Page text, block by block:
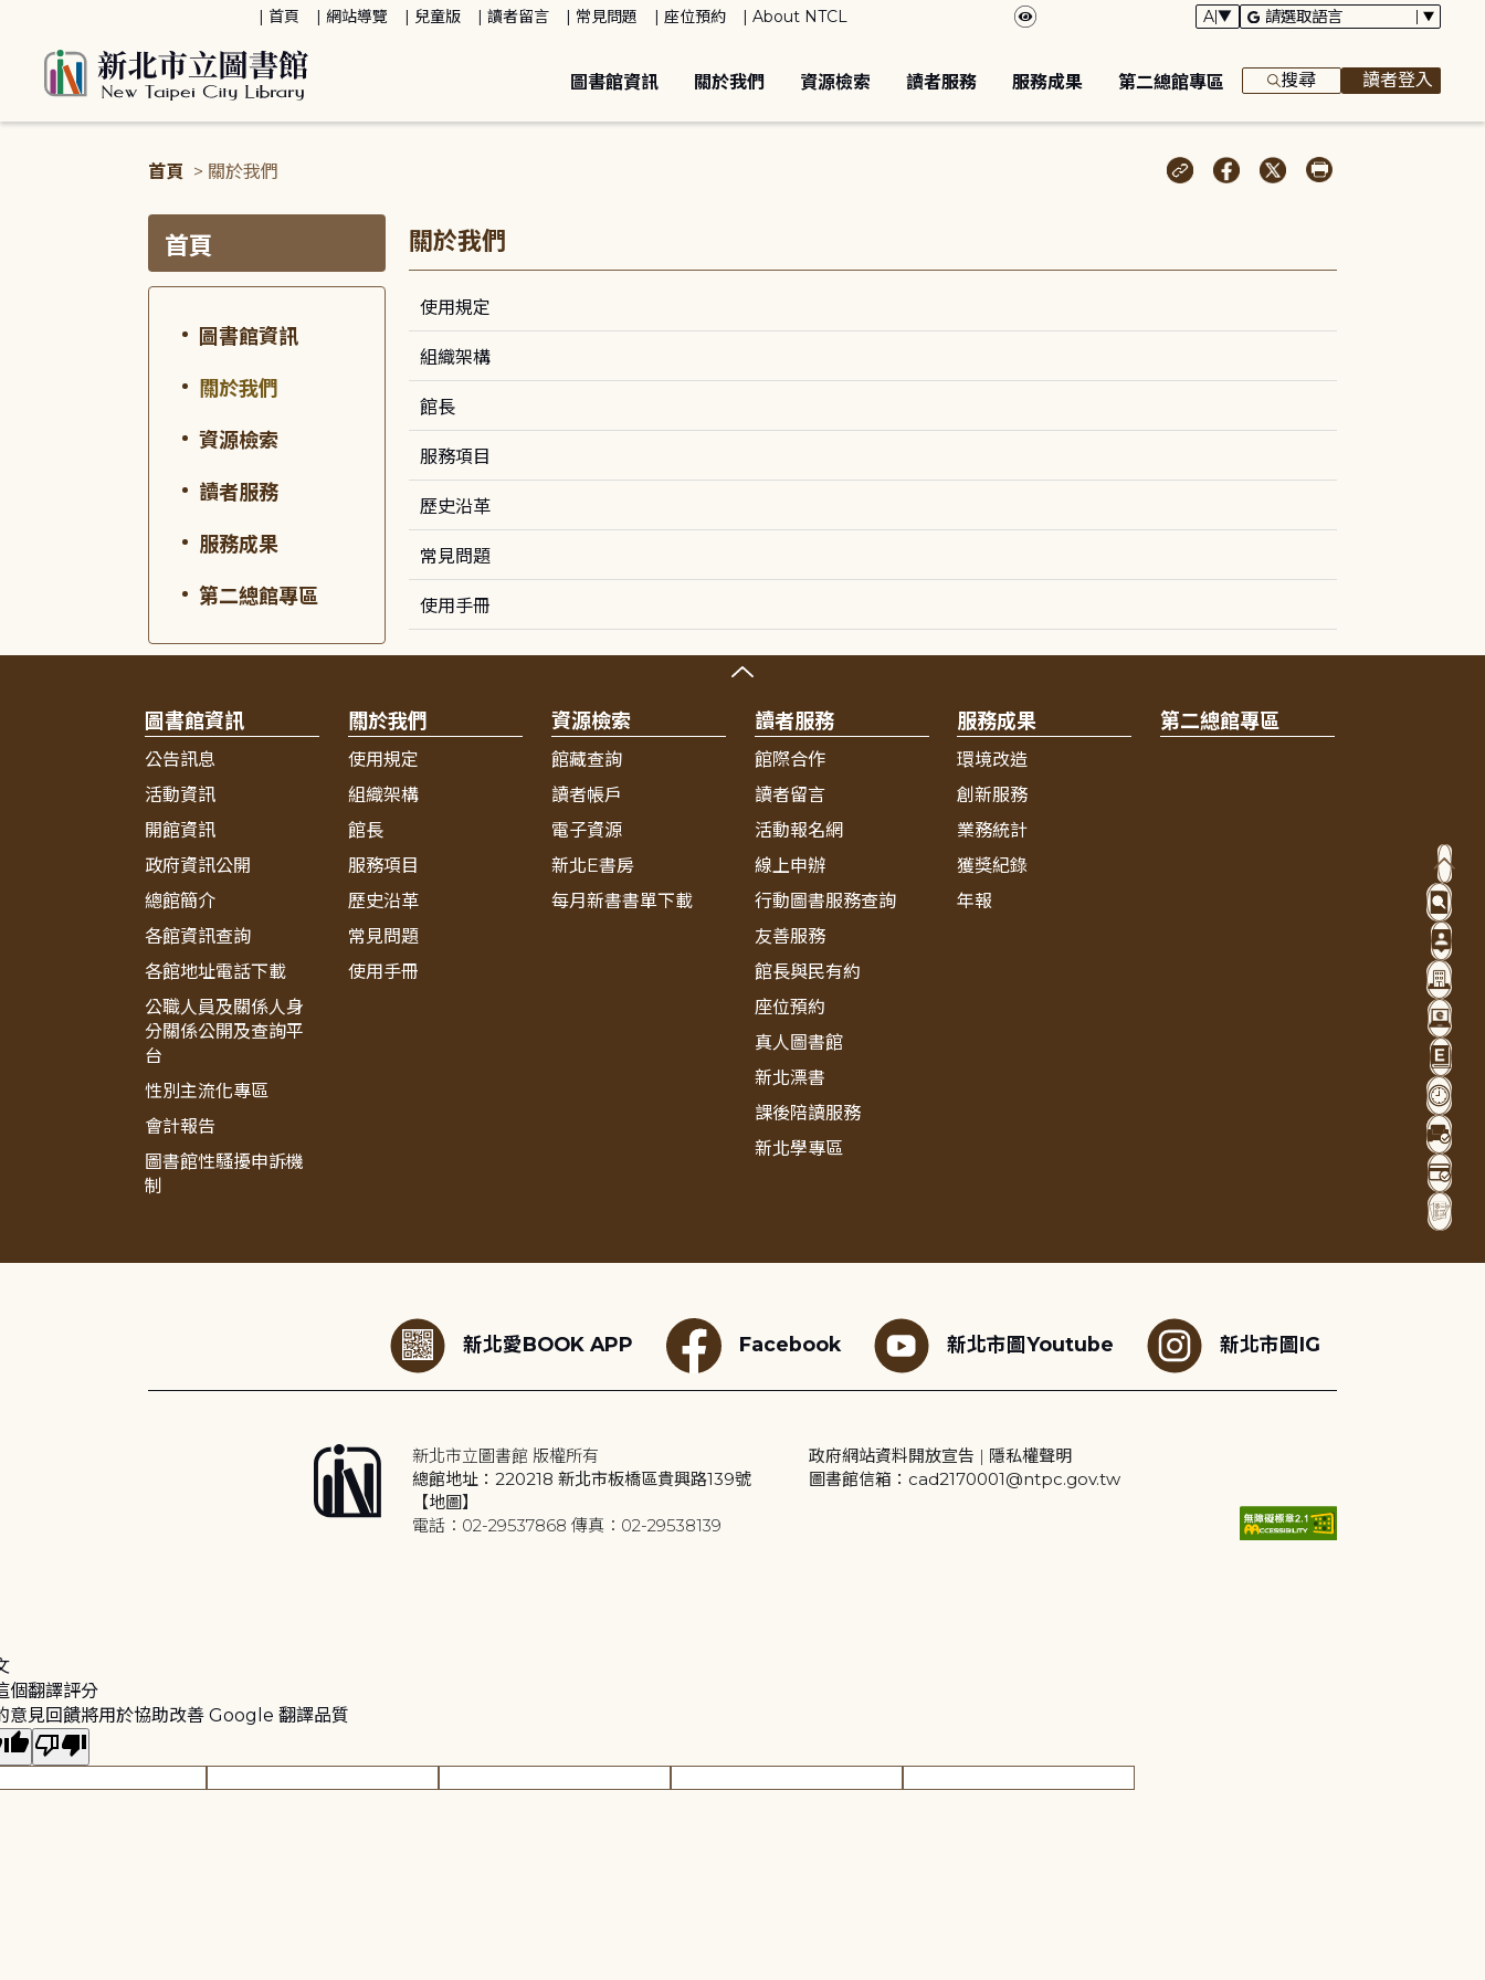
首頁 網站導覽 兒童版 讀者留言 常見問題 座位預約 About NTCL
圖書館資訊 關於我們 資源檢索 讀者服務 服務成果 第二總館專區 搜尋 讀者登入
首頁 > 關於我們
首頁
圖書館資訊
關於我們
資源檢索
讀者服務
服務成果
第二總館專區
關於我們
使用規定
組織架構
館長
服務項目
歷史沿革
常見問題
使用手冊
圖書館資訊
公告訊息
活動資訊
開館資訊
政府資訊公開
總館簡介
各館資訊查詢
各館地址電話下載
公職人員及關係人身
分關係公開及查詢平
台
性別主流化專區
會計報告
圖書館性騷擾申訴機
制
關於我們
使用規定
組織架構
館長
服務項目
歷史沿革
常見問題
使用手冊
資源檢索
館藏查詢
讀者帳戶
電子資源
新北E書房
每月新書書單下載
讀者服務
館際合作
讀者留言
活動報名網
線上申辦
行動圖書服務查詢
友善服務
館長與民有約
座位預約
真人圖書館
新北漂書
課後陪讀服務
新北學專區
服務成果
環境改造
創新服務
業務統計
獲獎紀錄
年報
第二總館專區
新北愛BOOK APP Facebook 新北市圖Youtube 新北市圖IG
新北市立圖書館 版權所有
總館地址：220218 新北市板橋區貴興路139號
【地圖】
電話：02-29537868 傳真：02-29538139
政府網站資料開放宣告 | 隱私權聲明
圖書館信箱：cad2170001@ntpc.gov.tw
個翻譯評分
意見回饋將用於協助改善 Google 翻譯品質